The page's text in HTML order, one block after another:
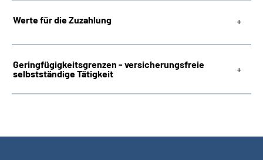
Werte für die Zuzahlung
Geringfügigkeitsgrenzen - versicherungsfreie
selbstständige Tätigkeit